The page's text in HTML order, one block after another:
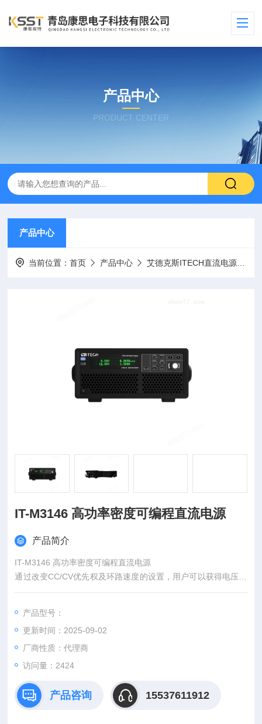
产品中心
PRODUCT CENTER
产品中心
当前位置：首页 产品中心 艾德克斯ITECH直流电源
IT-M3146 高功率密度可编程直流电源
产品简介
IT-M3146 高功率密度可编程直流电源
通过改变CC/CV优先权及环路速度的设置，用户可以获得电压高
速模式或电流无过冲模式，让测试变得更加灵活，既然适用于对
景。
产品型号：
更新时间：2025-09-02
厂商性质：代理商
访问量：2424
产品咨询 15537611912